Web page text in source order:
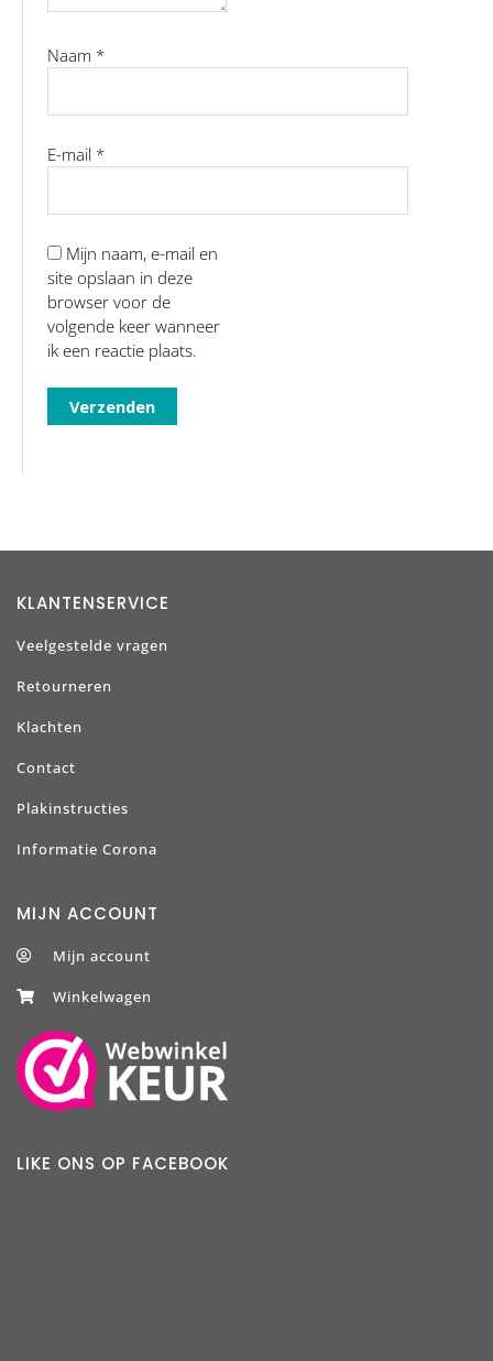
Naam *
E-mail *
Mijn naam, e-mail en
site opslaan in deze
browser voor de
volgende keer wanneer
ik een reactie plaats.
KLANTENSERVICE
Veelgestelde vragen
Retourneren
Klachten
Contact
Plakinstructies
Informatie Corona
MIJN ACCOUNT
Mijn account
Winkelwagen
LIKE ONS OP FACEBOOK